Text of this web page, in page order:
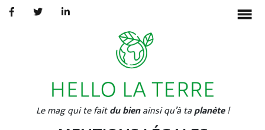
INTERVIEWS
À PROPOS ▼
AURÉLIE BRUNET
Le mag qui te faitdu bienainsi qu’à taplanète!